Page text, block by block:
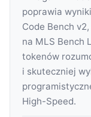
poprawia
Code Bench
na MLS Bench
tokenów
i skuteczniej
High-Speed.